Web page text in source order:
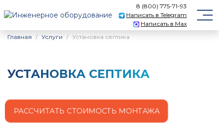
8 (800) 775-71-93
Написать в Telegram
Написать в Max
Главная
Услуги Установка септика
УСТАНОВКА СЕПТИКА
РАССЧИТАТЬ СТОИМОСТЬ МОНТАЖА